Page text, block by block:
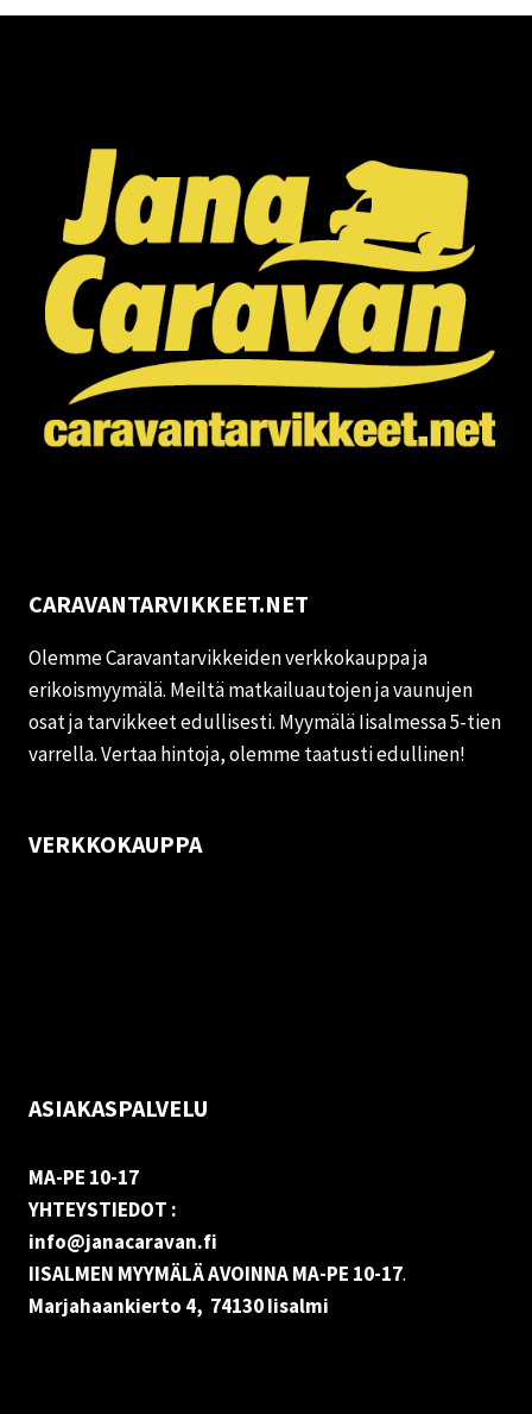
CARAVANTARVIKKEET.NET
Olemme Caravantarvikkeiden verkkokauppa ja
erikoismyymälä. Meiltä matkailuautojen ja vaunujen
osat ja tarvikkeet edullisesti. Myymälä Iisalmessa 5-tien
varrella. Vertaa hintoja, olemme taatusti edullinen!
VERKKOKAUPPA
ASIAKASPALVELU
MA-PE 10-17
YHTEYSTIEDOT :
info@janacaravan.fi
IISALMEN MYYMÄLÄ AVOINNA MA-PE 10-17.
Marjahaankierto 4, 74130 Iisalmi